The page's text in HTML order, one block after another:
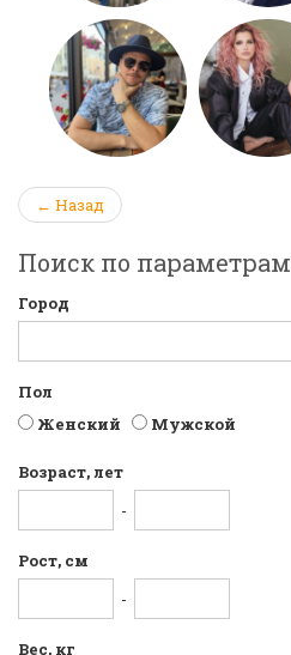
← Назад
Поиск по параметрам
Город
Пол
Женский
Мужской
Возраст, лет
-
Рост, см
-
Вес, кг